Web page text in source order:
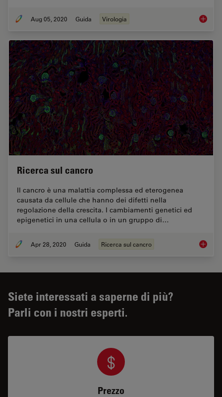
Aug 05, 2020 Guida Virologia
Ricerca sul cancro
Il cancro è una malattia complessa ed eterogenea
causata da cellule che hanno dei difetti nella
regolazione della crescita. I cambiamenti genetici ed
epigenetici in una cellula o in un gruppo di…
Apr 28, 2020 Guida Ricerca sul cancro
Siete interessati a saperne di più?
Parli con i nostri esperti.
Prezzo